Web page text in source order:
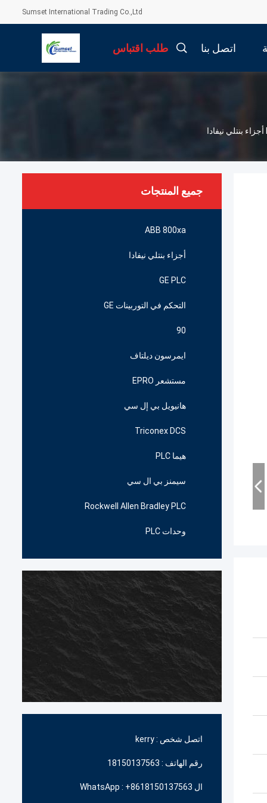
Sumset International Trading Co.,Ltd
اتصل بنا طلب اقتباس
جميع المنتجات
ABB 800xa
أجزاء بنتلي نيفادا
GE PLC
التحكم في التوربينات GE
90
ايمرسون ديلتاف
مستشعر EPRO
هانيويل بي إل سي
Triconex DCS
هيما PLC
سيمنز بي ال سي
Rockwell Allen Bradley PLC
وحدات PLC
اتصل شخص :kerry
رقم الهاتف : 18150137563
ال WhatsApp : +8618150137563